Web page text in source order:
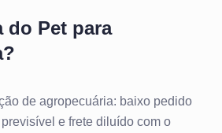
do Pet para
de agropecuária: baixo pedido
e frete diluído com o